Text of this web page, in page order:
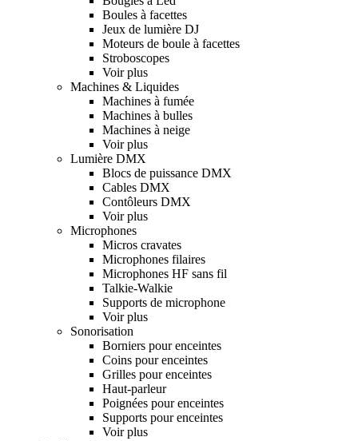
Boules à facettes
Jeux de lumière DJ
Moteurs de boule à facettes
Stroboscopes
Voir plus
Machines & Liquides
Machines à fumée
Machines à bulles
Machines à neige
Voir plus
Lumière DMX
Blocs de puissance DMX
Cables DMX
Contôleurs DMX
Voir plus
Microphones
Micros cravates
Microphones filaires
Microphones HF sans fil
Talkie-Walkie
Supports de microphone
Voir plus
Sonorisation
Borniers pour enceintes
Coins pour enceintes
Grilles pour enceintes
Haut-parleur
Poignées pour enceintes
Supports pour enceintes
Voir plus